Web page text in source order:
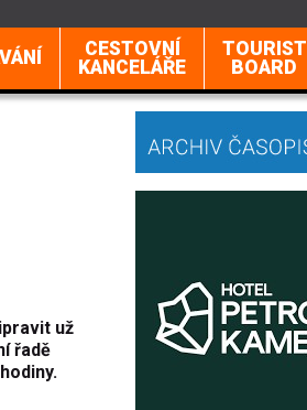
CESTOVNÍ
KANCELÁŘE
TOURIST
BOARD
už
řadě